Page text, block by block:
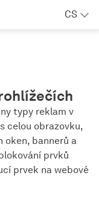
CS
typy reklam v
celou obrazovku,
oken, bannerů a
prvků
prvek na webové